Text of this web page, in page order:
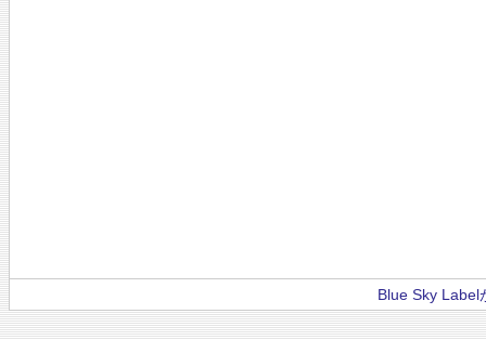
Blue Sky Label